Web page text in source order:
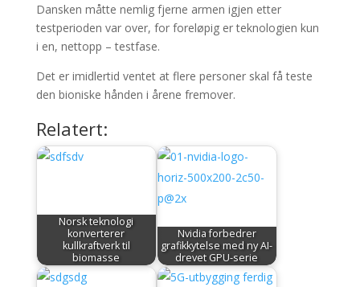
Dansken måtte nemlig fjerne armen igjen etter
testperioden var over, for foreløpig er teknologien kun
i en, nettopp – testfase.
Det er imidlertid ventet at flere personer skal få teste
den bioniske hånden i årene fremover.
Relatert:
Norsk teknologi
konverterer
kullkraftverk til
biomasse
Nvidia forbedrer
grafikkytelse med ny AI-
drevet GPU-serie